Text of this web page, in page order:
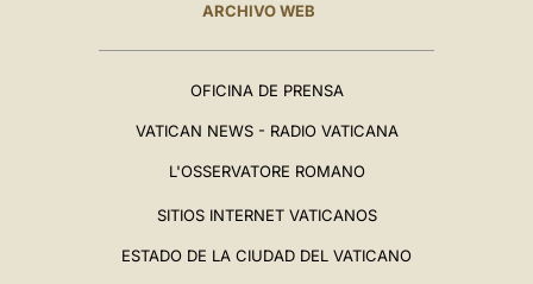
ARCHIVO WEB
OFICINA DE PRENSA
VATICAN NEWS - RADIO VATICANA
L'OSSERVATORE ROMANO
SITIOS INTERNET VATICANOS
ESTADO DE LA CIUDAD DEL VATICANO